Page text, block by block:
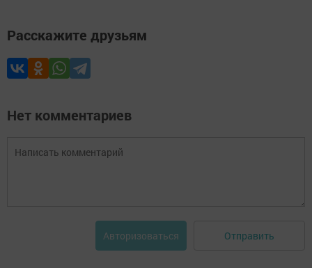
Расскажите друзьям
Нет комментариев
Авторизоваться Отправить